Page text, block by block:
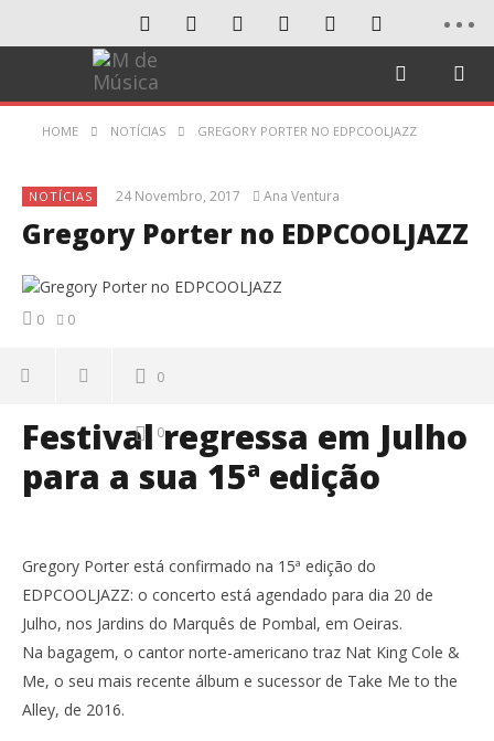
HOME NOTÍCIAS GREGORY PORTER NO EDPCOOLJAZZ
NOTÍCIAS 24 Novembro, 2017 Ana Ventura
Gregory Porter no EDPCOOLJAZZ
0 0
0
0
Festival regressa em Julho
para a sua 15ª edição
Gregory Porter está confirmado na 15ª edição do
EDPCOOLJAZZ: o concerto está agendado para dia 20 de
Julho, nos Jardins do Marquês de Pombal, em Oeiras.
Na bagagem, o cantor norte-americano traz Nat King Cole &
Me, o seu mais recente álbum e sucessor de Take Me to the
Alley, de 2016.